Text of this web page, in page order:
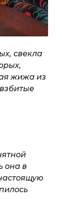
свекла
жижа из
она в